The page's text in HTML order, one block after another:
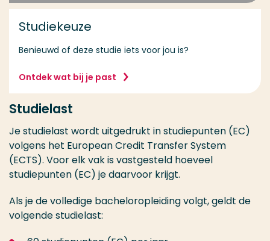
Studiekeuze
Benieuwd of deze studie iets voor jou is?
Ontdek wat bij je past
Studielast
Je studielast wordt uitgedrukt in studiepunten (EC)
volgens het European Credit Transfer System
(ECTS). Voor elk vak is vastgesteld hoeveel
studiepunten (EC) je daarvoor krijgt.
Als je de volledige bacheloropleiding volgt, geldt de
volgende studielast: